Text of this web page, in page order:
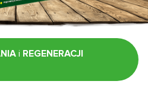
i REGENERACJI